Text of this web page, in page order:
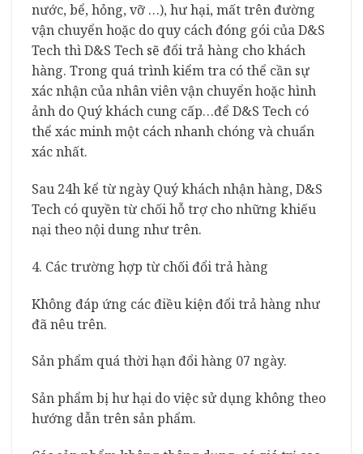
nước, bể, hỏng, vỡ …), hư hại, mất trên đường
vận chuyển hoặc do quy cách đóng gói của D&S
Tech thì D&S Tech sẽ đổi trả hàng cho khách
hàng. Trong quá trình kiểm tra có thể cần sự
xác nhận của nhân viên vận chuyển hoặc hình
ảnh do Quý khách cung cấp…để D&S Tech có
thể xác minh một cách nhanh chóng và chuẩn
xác nhất.
Sau 24h kể từ ngày Quý khách nhận hàng, D&S
Tech có quyền từ chối hỗ trợ cho những khiếu
nại theo nội dung như trên.
4. Các trường hợp từ chối đổi trả hàng
Không đáp ứng các điều kiện đổi trả hàng như
đã nêu trên.
Sản phẩm quá thời hạn đổi hàng 07 ngày.
Sản phẩm bị hư hại do việc sử dụng không theo
hướng dẫn trên sản phẩm.